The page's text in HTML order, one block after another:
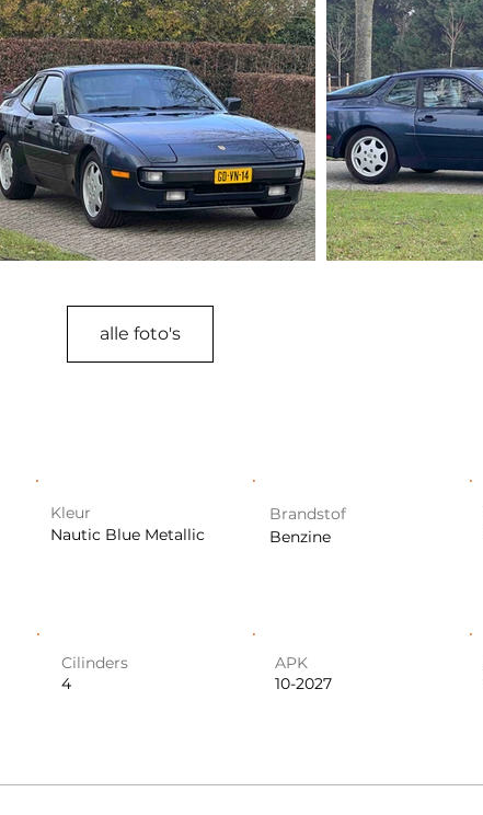
alle foto's
Kleur
Nautic Blue Metallic
Brandstof
Benzine
Cilinders
4
APK
10-2027